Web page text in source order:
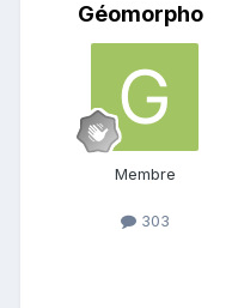
Géomorpho
Membre
303